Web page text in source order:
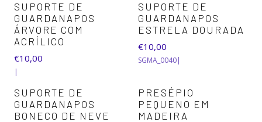
SUPORTE DE
GUARDANAPOS
ÁRVORE COM
ACRÍLICO
€10,00
|
SUPORTE DE
GUARDANAPOS
ESTRELA DOURADA
€10,00
SGMA_0040|
SUPORTE DE
GUARDANAPOS
BONECO DE NEVE
PRESÉPIO
PEQUENO EM
MADEIRA